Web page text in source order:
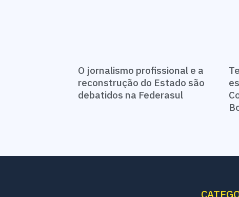
O jornalismo profissional e a
reconstrução do Estado são
debatidos na Federasul